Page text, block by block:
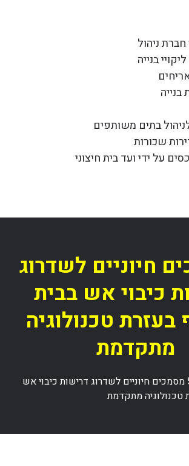
ניהול
בנייה
בתים משותפים
שכורות
על ידי ועד בית חיצוני
חיוניים לשדרוג
כיבוי אש בבית
טכנולוגיה
מתקדמת
מסמכים חיוניים לשדרוג דרישות כיבוי אש
מתקדמת